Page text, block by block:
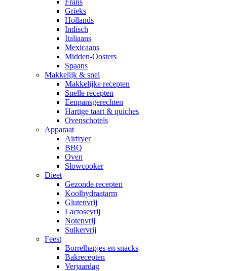
Frans
Grieks
Hollands
Indisch
Italiaans
Mexicaans
Midden-Oosters
Spaans
Makkelijk & snel
Makkelijke recepten
Snelle recepten
Eenpansgerechten
Hartige taart & quiches
Ovenschotels
Apparaat
Airfryer
BBQ
Oven
Slowcooker
Dieet
Gezonde recepten
Koolhydraatarm
Glutenvrij
Lactosevrij
Notenvrij
Suikervrij
Feest
Borrelhapjes en snacks
Bakrecepten
Verjaardag